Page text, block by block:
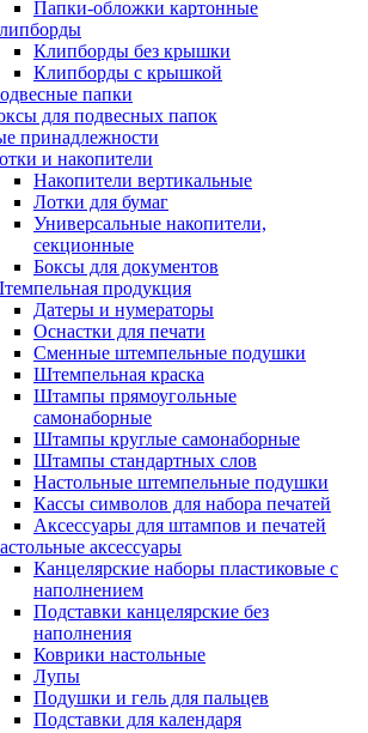
Папки-обложки картонные
Клипборды без крышки
Клипборды с крышкой
папки
для подвесных папок
принадлежности
и накопители
Накопители вертикальные
Лотки для бумаг
Универсальные накопители,
секционные
Боксы для документов
продукция
Датеры и нумераторы
Оснастки для печати
Сменные штемпельные подушки
Штемпельная краска
Штампы прямоугольные
самонаборные
Штампы круглые самонаборные
Штампы стандартных слов
Настольные штемпельные подушки
Кассы символов для набора печатей
Аксессуары для штампов и печатей
аксессуары
Канцелярские наборы пластиковые с
наполнением
Подставки канцелярские без
наполнения
Коврики настольные
Лупы
Подушки и гель для пальцев
Подставки для календаря